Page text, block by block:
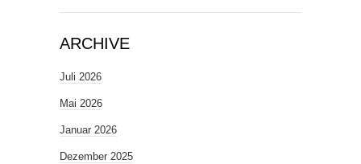
ARCHIVE
Juli 2026
Mai 2026
Januar 2026
Dezember 2025